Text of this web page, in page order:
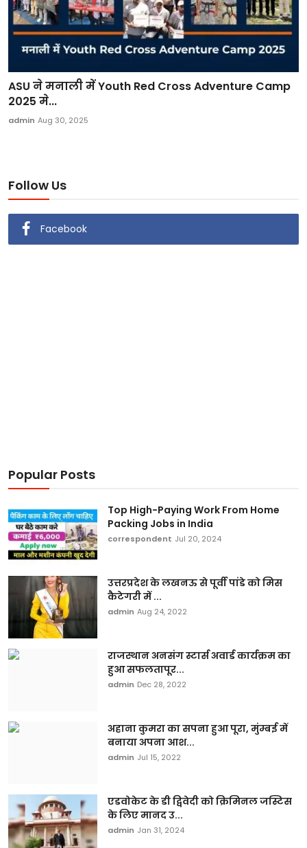
ASU ने मनाली में Youth Red Cross Adventure Camp
2025 मे...
admin Aug 30, 2025
Follow Us
Facebook
Popular Posts
Top High-Paying Work From Home
Packing Jobs in India
correspondent Jul 20, 2024
उत्तरप्रदेश के लखनऊ से पूर्वी पांडे को मिस
कैटेगरी में ...
admin Aug 24, 2022
राजस्थान अनसंग स्टार्स अवार्ड कार्यक्रम का
हुआ सफलतापूर...
admin Dec 28, 2022
अहाना कुमरा का सपना हुआ पूरा, मुंम्बई में
बनाया अपना आश...
admin Jul 15, 2022
एडवोकेट के डी द्विवेदी को क्रिमिनल जस्टिस
के लिए मानद उ...
admin Jan 31, 2024